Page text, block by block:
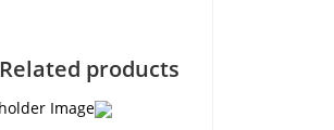
Related products